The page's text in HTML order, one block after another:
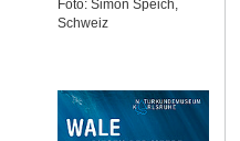
Foto: Simon Speich,
Schweiz